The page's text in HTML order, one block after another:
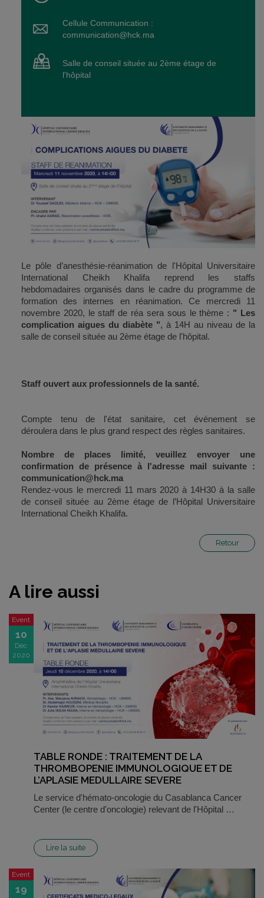
Cellule Communication :
communication@hck.ma
Salle de conseil située au 2ème étage de
l'hôpital
Le pôle d’anesthésie-réanimation de l'Hôpital Universitaire
International Cheikh Khalifa reprend les staffs
hebdomadaires organisés dans le cadre du programme de
formation des internes en réanimation. Ce mercredi 11
novembre 2020, le staff de réa sera sous le thème : " Les
complication aigues du diabète ", à 14H au niveau de la
salle de conseil située au 2ème étage de l'hôpital.
Staff ouvert aux professionnels de la santé.
Compte tenu de l'état sanitaire, cet événement se
dérouleradans le plus grand respect des règles sanitaires.
Nombre de places limité, veuillez envoyer une
confirmation de présence à l'adresse mail suivante :
communication@hck.ma
Rendez-vous le mercredi 11 mars 2020 à 14H30 à la salle
de conseil située au 2ème étage de l’Hôpital Universitaire
International Cheikh Khalifa.
Retour
A lire aussi
Event
10
Déc
2020
TABLE RONDE : TRAITEMENT DE LA
THROMBOPENIE IMMUNOLOGIQUE ET DE
L’APLASIE MEDULLAIRE SEVERE
Le service d'hémato-oncologie du Casablanca Cancer
Center (le centre d'oncologie) relevant de l'Hôpital …
Lire la suite
Event
19